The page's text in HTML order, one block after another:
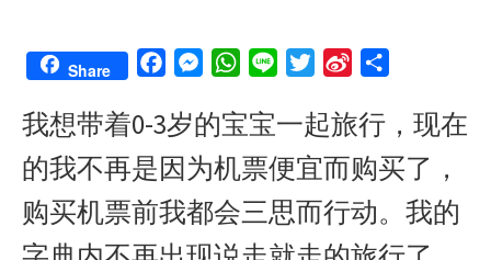
Share
c
b
o
s
e
n
g
W
a
s
A
n
i
t
e
n
W
e
e
我想带着0-3岁的宝宝一起旅行，现在
的我不再是因为机票便宜而购买了，
购买机票前我都会三思而行动。我的